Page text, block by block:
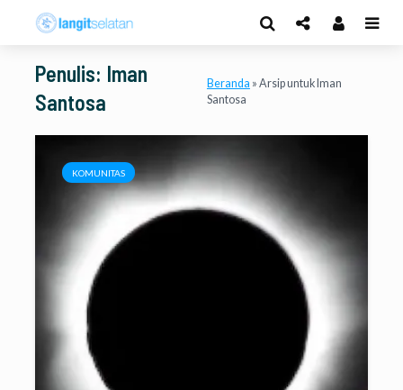
Penulis: Iman
Santosa
Beranda » Arsip untuk Iman
Santosa
KOMUNITAS